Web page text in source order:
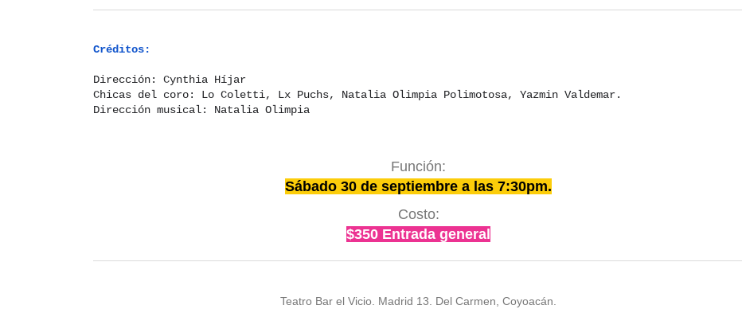
Créditos:
Dirección: Cynthia Híjar
Chicas del coro: Lo Coletti, Lx Puchs, Natalia Olimpia Polimotosa, Yazmin Valdemar.
Dirección musical: Natalia Olimpia
Función:
Sábado 30 de septiembre a las 7:30pm.
Costo:
$350 Entrada general
Teatro Bar el Vicio. Madrid 13. Del Carmen, Coyoacán.